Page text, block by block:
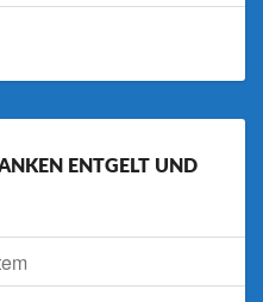
ENTGELT UND